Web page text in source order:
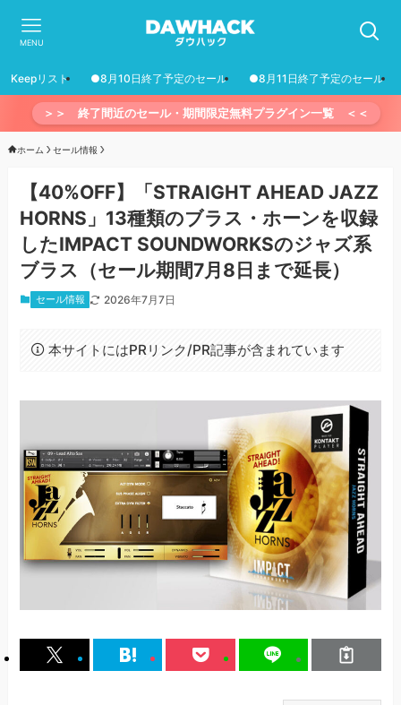
MENU
Keepリスト ●8月10日終了予定のセール ●8月11日終了予定のセール
＞＞ 終了間近のセール・期間限定無料プラグイン一覧 ＜＜
ホーム セール情報
【40%OFF】「STRAIGHT AHEAD JAZZ
HORNS」13種類のブラス・ホーンを収録
したIMPACT SOUNDWORKSのジャズ系
ブラス（セール期間7月8日まで延長）
セール情報 2026年7月7日
本サイトにはPRリンク/PR記事が含まれています